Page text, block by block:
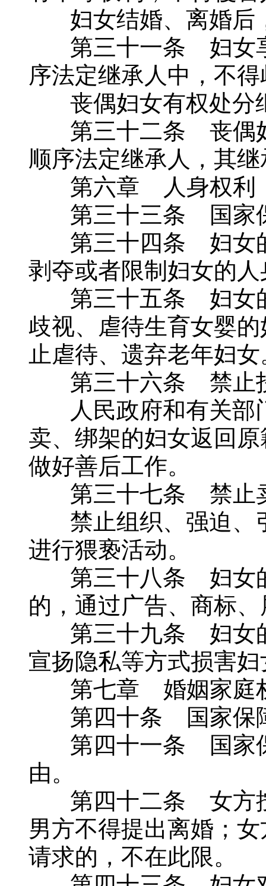
妇女结婚、离婚后
第三十一条 妇女享
序法定继承人中，不
丧偶妇女有权处分
第三十二条 丧偶妇
顺序法定继承人，其
第六章 人身权利
第三十三条 国家保
第三十四条 妇女的
剥夺或者限制妇女的
第三十五条 妇女的
歧视、虐待生育女婴
止虐待、遗弃老年妇女
第三十六条 禁止拐
人民政府和有关部
卖、绑架的妇女返回
做好善后工作。
第三十七条 禁止
禁止组织、强迫、
进行猥亵活动。
第三十八条 妇女的
的，通过广告、商标
第三十九条 妇女的
宣扬隐私等方式损害
第七章 婚姻家庭
第四十条 国家保障
第四十一条 国家保
由。
第四十二条 女方按
男方不得提出离婚；
请求的，不在此限。